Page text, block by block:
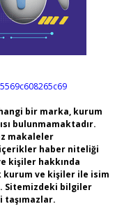
bir marka, kurum
bulunmamaktadır.
makaleler
haber niteliği
kişiler hakkında
kurum ve kişiler ile isim
Sitemizdeki bilgiler